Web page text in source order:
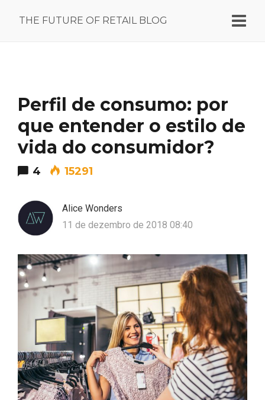
THE FUTURE OF RETAIL BLOG
Perfil de consumo: por
que entender o estilo de
vida do consumidor?
4 15291
Alice Wonders
11 de dezembro de 2018 08:40